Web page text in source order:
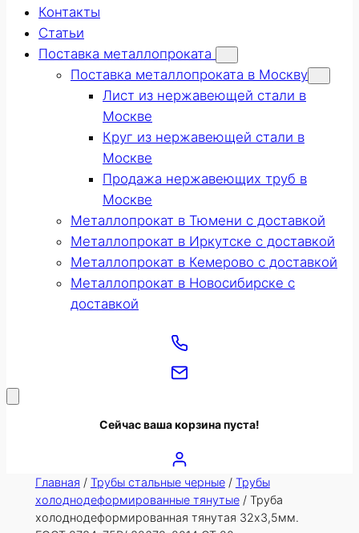
Контакты
Статьи
Поставка металлопроката
Поставка металлопроката в Москву
Лист из нержавеющей стали в
Москве
Круг из нержавеющей стали в
Москве
Продажа нержавеющих труб в
Москве
Металлопрокат в Тюмени с доставкой
Металлопрокат в Иркутске с доставкой
Металлопрокат в Кемерово с доставкой
Металлопрокат в Новосибирске с
доставкой
Сейчас ваша корзина пуста!
Главная / Трубы стальные черные/ Трубы
холоднодеформированные тянутые/ Труба
холоднодеформированная тянутая 32х3,5мм.